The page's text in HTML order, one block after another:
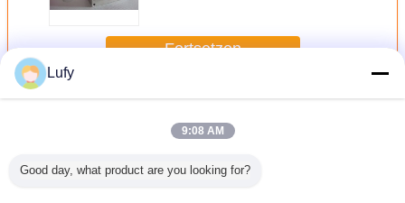
Fortsetzen
MehrUltraschallprüfgerät
Lufy
9:08 AM
Good day, what product are you looking for?